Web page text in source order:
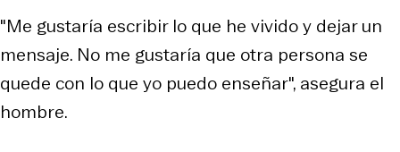
"Me gustaría escribir lo que he vivido y dejar un
mensaje. No me gustaría que otra persona se
quede con lo que yo puedo enseñar", asegura el
hombre.